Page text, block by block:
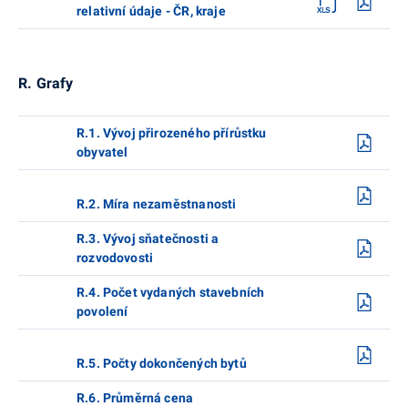
relativní údaje - ČR, kraje
R. Grafy
R.1. Vývoj přirozeného přírůstku
obyvatel
R.2. Míra nezaměstnanosti
R.3. Vývoj sňatečnosti a
rozvodovosti
R.4. Počet vydaných stavebních
povolení
R.5. Počty dokončených bytů
R.6. Průměrná cena